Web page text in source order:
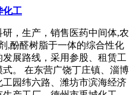
化工
，生产，销售医药中间体,农
,酚醛树脂于一体的综合性化
展路线，采用参股、租赁工
。 在东营广饶丁庄镇、淄博
园纬六路、潍坊市滨海经济